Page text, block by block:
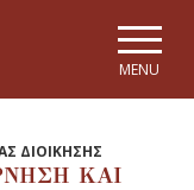
MENU
ΔΙΟΙΚΗΣΗΣ
ΚΑΙ